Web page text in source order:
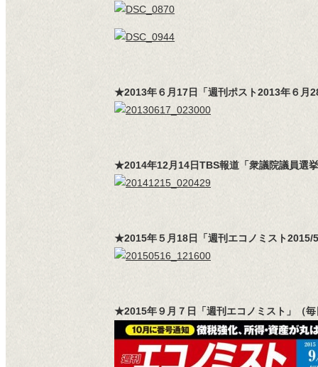
★2013年６月17日「週刊ポスト2013年６月
★2014年12月14日TBS報道「衆議院議員選
★2015年５月18日「週刊エコノミスト2015/
★2015年９月７日「週刊エコノミスト」（